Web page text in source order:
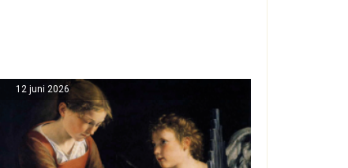
12 juni 2026